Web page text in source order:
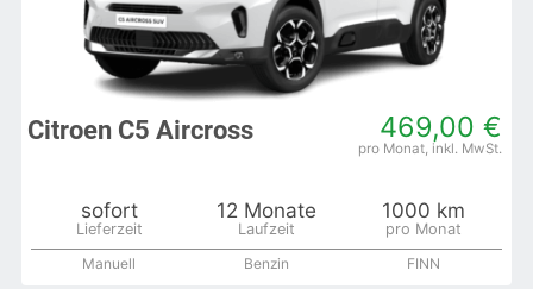
469,00 €
Citroen C5 Aircross
sofort 12 Monate 1000 km
Manuell Benzin FINN